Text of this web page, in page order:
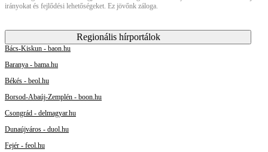
irányokat és fejlődési lehetőségeket. Ez jövőnk záloga.
Regionális hírportálok
Bács-Kiskun - baon.hu
Baranya - bama.hu
Békés - beol.hu
Borsod-Abaúj-Zemplén - boon.hu
Csongrád - delmagyar.hu
Dunaújváros - duol.hu
Fejér - feol.hu